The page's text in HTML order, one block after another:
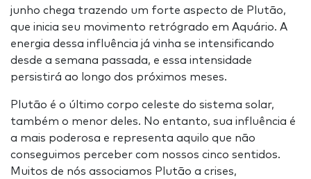
junho chega trazendo um forte aspecto de Plutão,
que inicia seu movimento retrógrado em Aquário. A
energia dessa influência já vinha se intensificando
desde a semana passada, e essa intensidade
persistirá ao longo dos próximos meses.
Plutão é o último corpo celeste do sistema solar,
também o menor deles. No entanto, sua influência é
a mais poderosa e representa aquilo que não
conseguimos perceber com nossos cinco sentidos.
Muitos de nós associamos Plutão a crises,